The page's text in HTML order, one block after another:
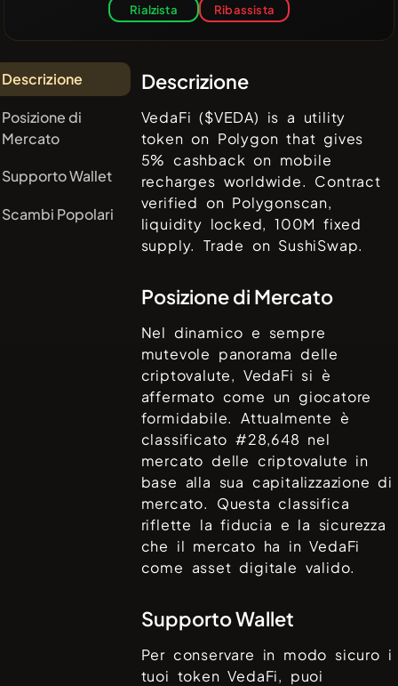
Rialzista Ribassista
Descrizione
Posizione di
Mercato
Supporto Wallet
Scambi Popolari
Descrizione
VedaFi ($VEDA) is a utility
token on Polygon that gives
5% cashback on mobile
recharges worldwide. Contract
verified on Polygonscan,
liquidity locked, 100M fixed
supply. Trade on SushiSwap.
Posizione di Mercato
Nel dinamico e sempre
mutevole panorama delle
criptovalute, VedaFi si è
affermato come un giocatore
formidabile. Attualmente è
classificato #28,648 nel
mercato delle criptovalute in
base alla sua capitalizzazione di
mercato. Questa classifica
riflette la fiducia e la sicurezza
che il mercato ha inVedaFi
come asset digitale valido.
Supporto Wallet
Per conservare in modo sicuro i
tuoi tokenVedaFi, puoi